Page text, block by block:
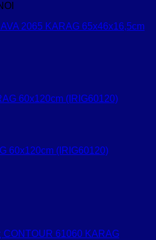
2065 KARAG 65x46x16,5cm
60x120cm (IRIG60120)